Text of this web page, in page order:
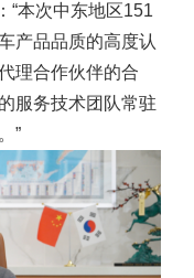
“本次中东地区151
产品品质的高度认
理合作伙伴的合
服务技术团队常驻
”